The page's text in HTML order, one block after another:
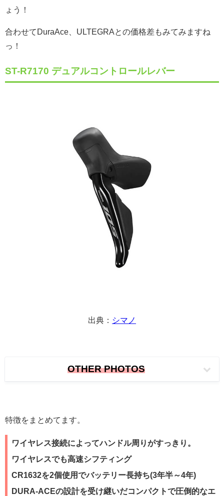
ょう！
合わせてDuraAce、ULTEGRAとの価格差もみてみますね
っ！
ST-R7170 デュアルコントロールレバー
出典： シマノ
OTHER PHOTOS
特徴をまとめてます。
ワイヤレス接続によってハンドル周りがすっきり。
ワイヤレスでも高速シフティング
CR1632を2個使用でバッテリー長持ち(3年半～4年)
DURA-ACEの設計を受け継いだコンパクトで圧倒的なエ